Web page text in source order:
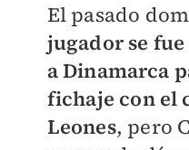
El pasado
jugador se
a Dinamarca
fichaje con el
Leones, pero